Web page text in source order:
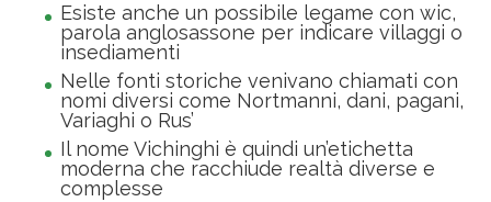
Esiste anche un possibile legame con wic,
parola anglosassone per indicare villaggi o
insediamenti
Nelle fonti storiche venivano chiamati con
nomi diversi come Nortmanni, dani, pagani,
Variaghi o Rus’
Il nome Vichinghi è quindi un’etichetta
moderna che racchiude realtà diverse e
complesse